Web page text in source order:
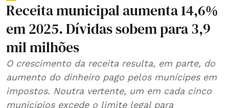
Receita municipal aumenta 14,6%
em 2025. Dívidas sobem para 3,9
mil milhões
O crescimento da receita resulta, em parte, do
aumento do dinheiro pago pelos munícipes em
impostos. Noutra vertente, um em cada cinco
municípios excede o limite legal para